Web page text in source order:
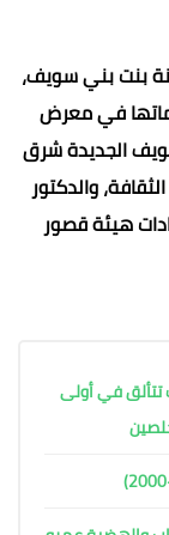
منار هشام عبدالله محمد ٢٠ سنة بنت بني سويف،
في معرض
الجديدة شرق
والدكتور
هيئة قصور
في أولى